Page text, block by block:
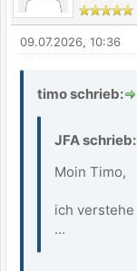
09.07.2026, 10:36
timo schrieb:
JFA schrieb:
Moin Timo,
ich
...